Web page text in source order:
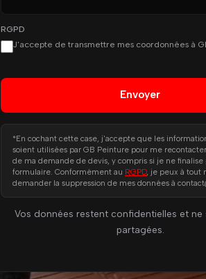
RGPD
J'accepte de transmettre mes coordonnées à
*En cochant cette case, j'accepte que les
soient utilisées par GB Peinture pour me
de ma demande de devis, y compris si je ne finalise
formulaire. Conformément au RGPD, je peux à tout
demander la suppression de mes données à
Vos données restent confidentielles et ne
partagées.